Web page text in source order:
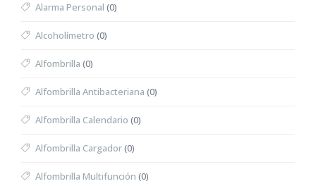
Alarma Personal (0)
Alcoholímetro (0)
Alfombrilla (0)
Alfombrilla Antibacteriana (0)
Alfombrilla Calendario (0)
Alfombrilla Cargador(0)
Alfombrilla Multifunción (0)